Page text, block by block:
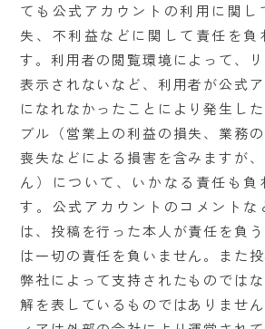
ても公式アカウントの利用に関し
失、不利益などに関して責任を負
す。利用者の閲覧環境によって、
表示されないなど、利用者が公式
になれなかったことにより発生し
ブル（営業上の利益の損失、業務
喪失などによる損害を含みますが
ん）について、いかなる責任も負
す。公式アカウントのコメントな
は、投稿を行った本人が責任を負
は一切の責任を負いません。また投
弊社によって支持されたものでは
解を表しているものではありませ